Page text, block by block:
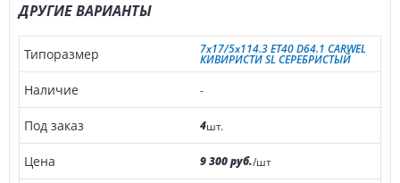
ДРУГИЕ ВАРИАНТЫ
7x17/5x114.3 ET40 D64.1 CARWEL
КИВИРИСТИ SL СЕРЕБРИСТЫЙ
-
4шт.
9 300 руб./шт